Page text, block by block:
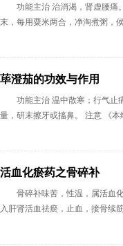
功能主治 治消渴，肾虚腰
末，每用粟米两合，净淘煮粥，
荜澄茄的功效与作用
功能主治 温中散寒；行气止
量，研末擦牙或搐鼻。 注意 《
活血化瘀药之骨碎补
骨碎补味苦，性温，属活血
入肝肾活血祛瘀，止血，接骨续